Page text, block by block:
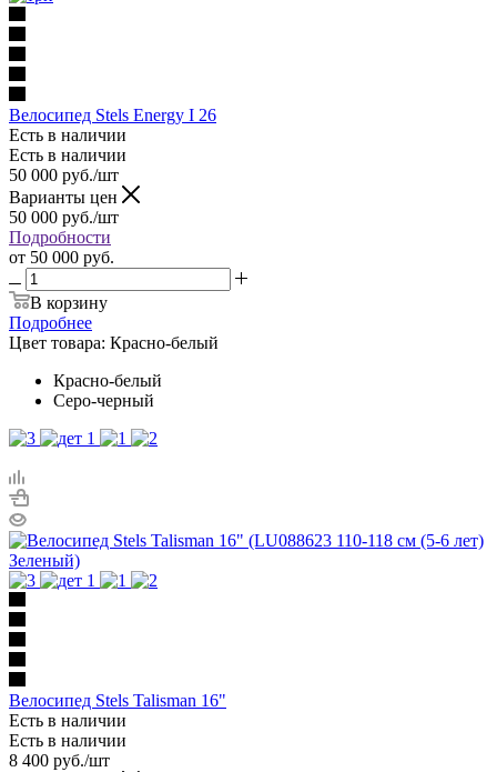
Велосипед Stels Energy I 26
Есть в наличии
Есть в наличии
50 000 руб./шт
Варианты цен
50 000 руб./шт
Подробности
от 50 000 руб.
В корзину
Подробнее
Цвет товара: Красно-белый
Красно-белый
Серо-черный
Велосипед Stels Talisman 16"
Есть в наличии
Есть в наличии
8 400 руб./шт